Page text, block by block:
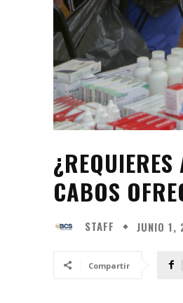
CABOS
STAFF JUNIO 1,
Compartir